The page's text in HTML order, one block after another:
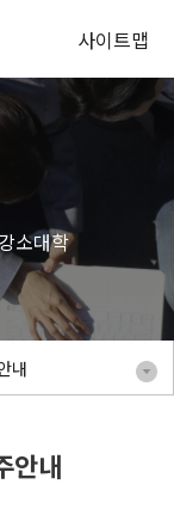
사이트맵
소대학
내
안내